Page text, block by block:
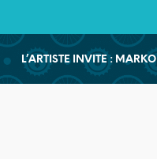
L’ARTISTE INVITE : MARKO